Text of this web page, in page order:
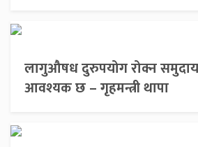
लागुऔषध दुरुपयोग रोक्न
आवश्यक छ – गृहमन्त्री थापा